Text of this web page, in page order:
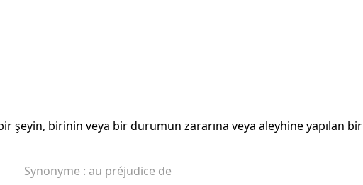
şeyin, birinin veya bir durumun zararına veya aleyhine yapılan bir
Synonyme : au préjudice de